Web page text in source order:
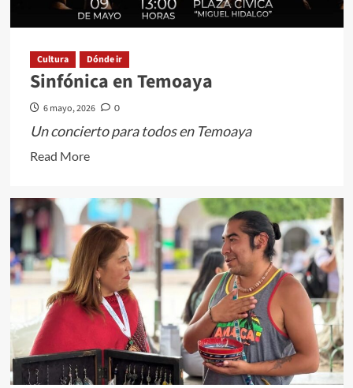
plazas
públicas
Cultura Dónde ir
Sinfónica en Temoaya
6 mayo, 2026 0
Un concierto para todos en Temoaya
Read MoreRead
Sinfónica
en
Temoaya